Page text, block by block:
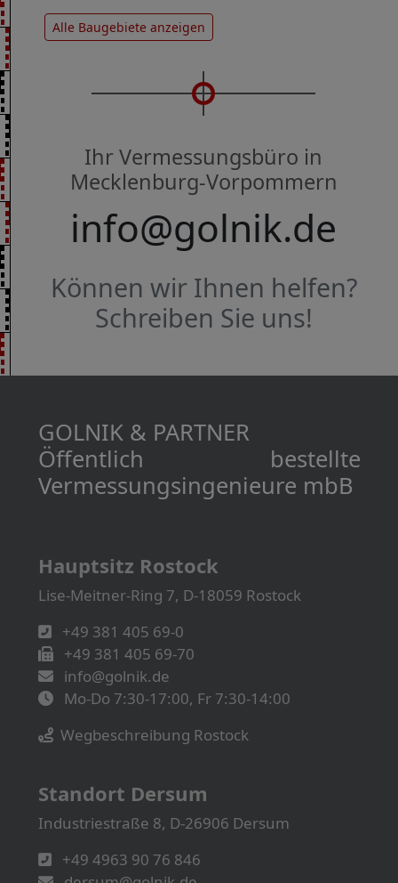
Alle Baugebiete anzeigen
Ihr Vermessungsbüro in
Mecklenburg-Vorpommern
info@golnik.de
Können wir Ihnen helfen?
Schreiben Sie uns!
GOLNIK & PARTNER
Öffentlich bestellte
Vermessungs­­ingenieure mbB
Hauptsitz Rostock
Lise-Meitner-Ring 7, D-18059 Rostock
+49 381 405 69-0
+49 381 405 69-70
info@golnik.de
Mo-Do 7:30-17:00, Fr 7:30-14:00
Wegbeschreibung Rostock
Standort Dersum
Industriestraße 8, D-26906 Dersum
+49 4963 90 76 846